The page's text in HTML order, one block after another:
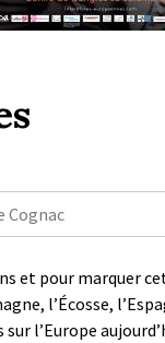
Cognac
et pour marquer
l’Écosse,
l’Europe